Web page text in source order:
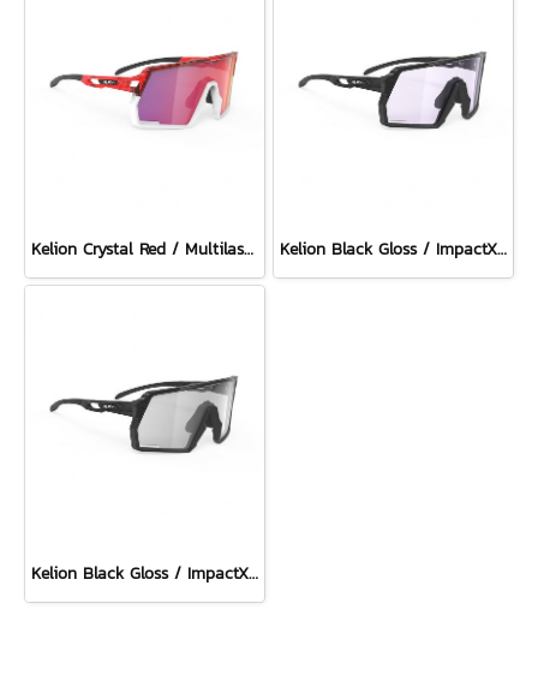
Kelion Crystal Red / Multilaser Red Kelion Black Gloss / ImpactX Photochromic 2 Laser Purple
Kelion Black Gloss / ImpactX Photochromic 2 Laser Black